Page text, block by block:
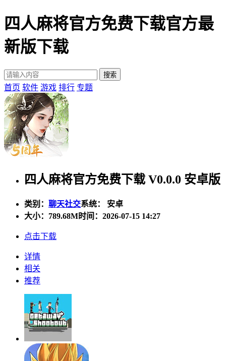
四人麻将官方免费下载官方最
新版下载
首页 软件 游戏 排行 专题
四人麻将官方免费下载 V0.0.0 安卓版
类别： 聊天社交系统： 安卓
大小： 789.68M时间：2026-07-15 14:27
点击下载
详情
相关
推荐